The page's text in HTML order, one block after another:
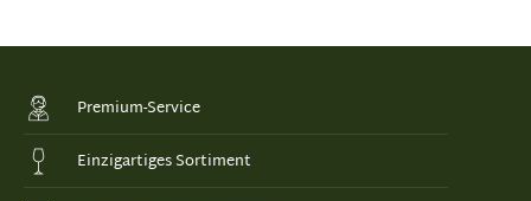
Premium-Service
Einzigartiges Sortiment